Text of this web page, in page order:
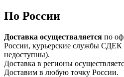
По России
Доставка осуществаляется по
России, курьерские службы СДЕК
недоступны).
Доставка в регионы
Доставим в любую точку России.